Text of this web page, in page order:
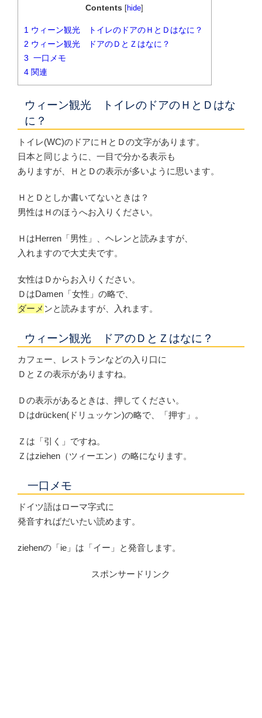
Contents [hide]
1 ウィーン観光 トイレのドアのＨとＤはなに？
2 ウィーン観光 ドアのＤとＺはなに？
3 一口メモ
4関連
ウィーン観光 トイレのドアのＨとＤはな
に？
トイレ(WC)のドアにＨとＤの文字があります。
日本と同じように、一目で分かる表示も
ありますが、ＨとＤの表示が多いように思います。
ＨとＤとしか書いてないときは？
男性はＨのほうへお入りください。
ＨはHerren「男性」、ヘレンと読みますが、
入れますので大丈夫です。
女性はＤからお入りください。
ＤはDamen「女性」の略で、
ダーメ ンと読みますが、入れます。
ウィーン観光 ドアのＤとＺはなに？
カフェー、レストランなどの入り口に
ＤとＺの表示がありますね。
Ｄの表示があるときは、押してください。
Ｄはdrücken(ドリュッケン)の略で、「押す」。
Ｚは「引く」ですね。
Ｚはziehen（ツィーエン）の略になります。
一口メモ
ドイツ語はローマ字式に
発音すればだいたい読めます。
ziehenの「ie」は「イー」と発音します。
スポンサードリンク